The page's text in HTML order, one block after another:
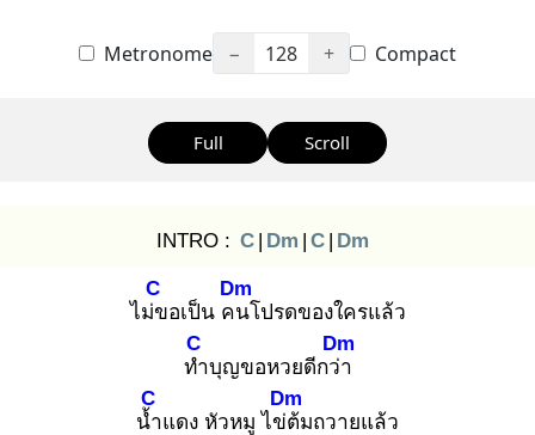
Metronome − 128 + Compact
Full Scroll
INTRO : C | Dm | C | Dm
ไม่ข
C
อเป็น คน
Dm
โปรดของใครแล้ว
ทำ
C
บุญขอหวยดีกว่า
Dm
น้ำ
C
แดง หัวหมู ไข่ต้
Dm
มถวายแล้ว